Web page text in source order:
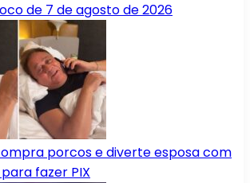
de 7 de agosto de 2026
porcos e diverte esposa com
fazer PIX